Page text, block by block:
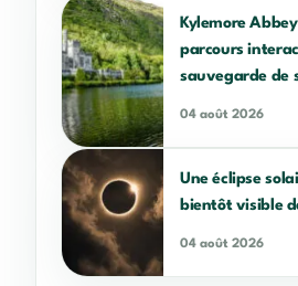
Kylemore
parcours
sauvegarde de
04 août 2026
Une éclipse
bientôt visible
04 août 2026